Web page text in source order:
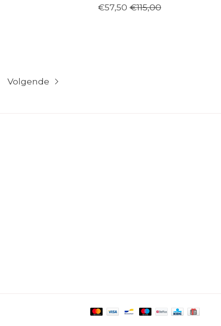
€57,50 €115,00
Volgende